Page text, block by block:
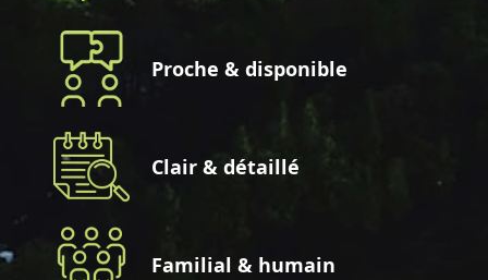
Proche & disponible
Clair & détaillé
Familial & humain